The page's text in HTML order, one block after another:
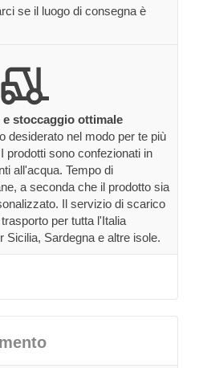
se il luogo di consegna è
stoccaggio ottimale
desiderato nel modo per te più
prodotti sono confezionati in
all'acqua. Tempo di
a seconda che il prodotto sia
Il servizio di scarico
per tutta l'Italia
Sicilia, Sardegna e altre isole.